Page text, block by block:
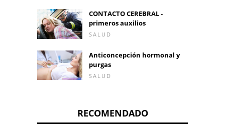
CONTACTO CEREBRAL -
primeros auxilios
SALUD
Anticoncepción hormonal y
purgas
SALUD
RECOMENDADO